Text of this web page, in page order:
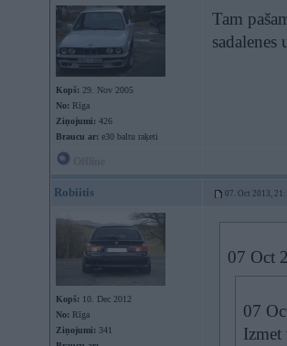
Kopš: 29. Nov 2005
No: Rīga
Ziņojumi: 426
Braucu ar: e30 baltu raķeti
Tam
Robiitis 07. Oct 2013,
Kopš: 10. Dec 2012
No: Rīga
Ziņojumi: 341
07 Oct
07
Izmet